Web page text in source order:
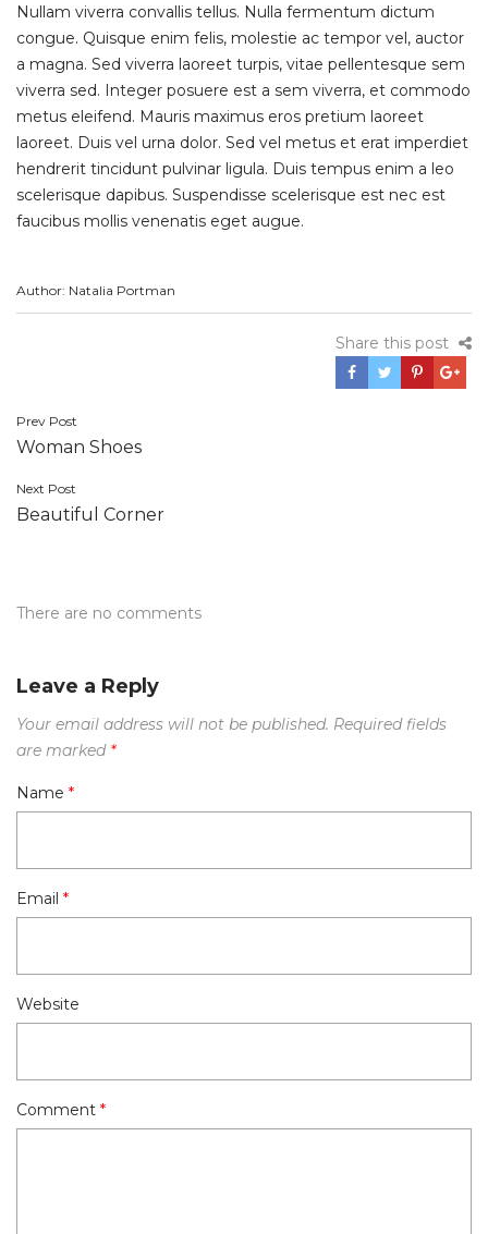
Nullam viverra convallis tellus. Nulla fermentum dictum
congue. Quisque enim felis, molestie ac tempor vel, auctor
a magna. Sed viverra laoreet turpis, vitae pellentesque sem
viverra sed. Integer posuere est a sem viverra, et commodo
metus eleifend. Mauris maximus eros pretium laoreet
laoreet. Duis vel urna dolor. Sed vel metus et erat imperdiet
hendrerit tincidunt pulvinar ligula. Duis tempus enim a leo
scelerisque dapibus. Suspendisse scelerisque est nec est
faucibus mollis venenatis eget augue.
Author: Natalia Portman
Share this post
Post
navigation
Prev Post
Woman Shoes
Next Post
Beautiful Corner
There are no comments
Leave a Reply
Your email address will not be published. Required fields
are marked *
Name *
Email *
Website
Comment *